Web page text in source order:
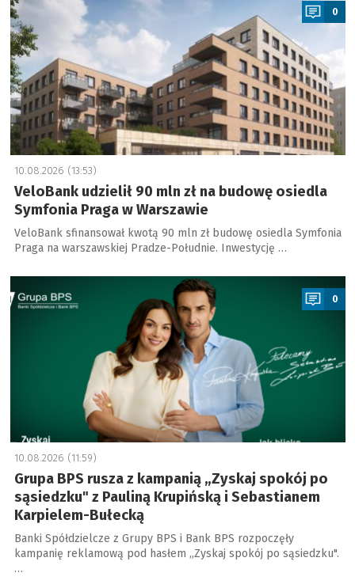
0
10.08.2026 (13:53)
VeloBank udzielił 90 mln zł na budowę osiedla
Symfonia Praga w Warszawie
VeloBank sfinansował kwotą 90 mln zł budowę osiedla Symfonia
Praga na warszawskiej Pradze-Południe. Inwestycję …
a
0
10.08.2026 (11:59)
Grupa BPS rusza z kampanią „Zyskaj spokój po
sąsiedzku" z Pauliną Krupińską i Sebastianem
Karpielem-Bułecką
Banki Spółdzielcze z Grupy BPS i Bank BPS rozpoczęły
kampanię reklamową pod hasłem „Zyskaj spokój po sąsiedzku".
…